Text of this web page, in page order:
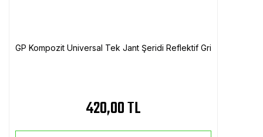
GP Kompozit Universal Tek Jant Şeridi Reflektif Gri
420,00 TL